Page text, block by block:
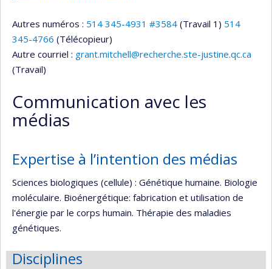
Autres numéros : 514 345-4931 #3584 (Travail 1) 514
345-4766 (Télécopieur)
Autre courriel : grant.mitchell@recherche.ste-justine.qc.ca
(Travail)
Communication avec les
médias
Expertise à l’intention des médias
Sciences biologiques (cellule) : Génétique humaine. Biologie
moléculaire. Bioénergétique: fabrication et utilisation de
l'énergie par le corps humain. Thérapie des maladies
génétiques.
Disciplines